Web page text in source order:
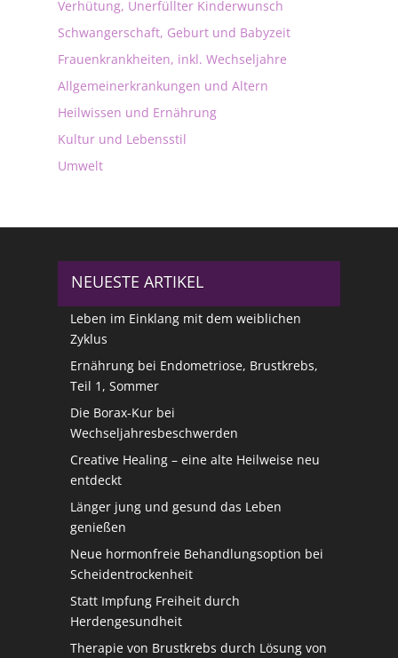
Verhütung, Unerfüllter Kinderwunsch
Schwangerschaft, Geburt und Babyzeit
Frauenkrankheiten, inkl. Wechseljahre
Allgemeinerkrankungen und Altern
Heilwissen und Ernährung
Kultur und Lebensstil
Umwelt
NEUESTE ARTIKEL
Leben im Einklang mit dem weiblichen
Zyklus
Ernährung bei Endometriose, Brustkrebs,
Teil 1, Sommer
Die Borax-Kur bei
Wechseljahresbeschwerden
Creative Healing – eine alte Heilweise neu
entdeckt
Länger jung und gesund das Leben
genießen
Neue hormonfreie Behandlungsoption bei
Scheidentrockenheit
Statt Impfung Freiheit durch
Herdengesundheit
Therapie von Brustkrebs durch Lösung von